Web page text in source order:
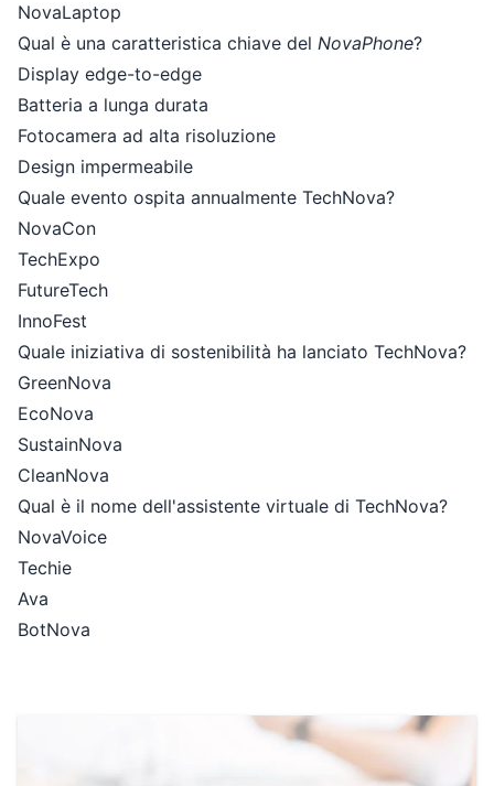
NovaLaptop
Qual è una caratteristica chiave del NovaPhone?
Display edge-to-edge
Batteria a lunga durata
Fotocamera ad alta risoluzione
Design impermeabile
Quale evento ospita annualmente TechNova?
NovaCon
TechExpo
FutureTech
InnoFest
Quale iniziativa di sostenibilità ha lanciato TechNova?
GreenNova
EcoNova
SustainNova
CleanNova
Qual è il nome dell'assistente virtuale di TechNova?
NovaVoice
Techie
Ava
BotNova